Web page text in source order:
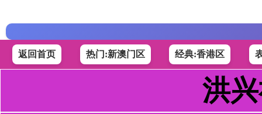
返回首页 热门:新澳门区 经典:香港区
洪